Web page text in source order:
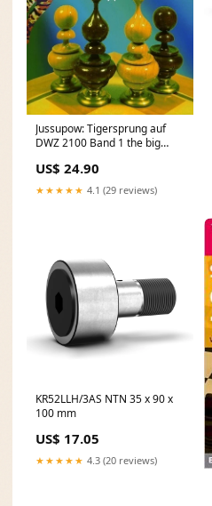
Jussupow: Tigersprung auf
DWZ 2100 Band 1 the big
US$ 24.90
★★★★★ 4.1 (29 reviews)
KR52LLH/3AS NTN 35 x 90 x
100 mm
US$ 17.05
★★★★★ 4.3 (20 reviews)